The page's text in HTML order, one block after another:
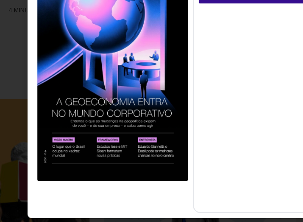
4 MINUTOS MIN DE LEITURA